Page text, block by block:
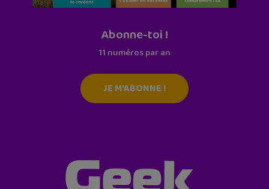
Abonne-toi !
11 numéros par an
JE M'ABONNE !